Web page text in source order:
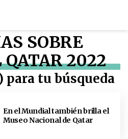
SOBRE
2022
para tu búsqueda
En el Mundial también brilla el
Museo Nacional de Qatar